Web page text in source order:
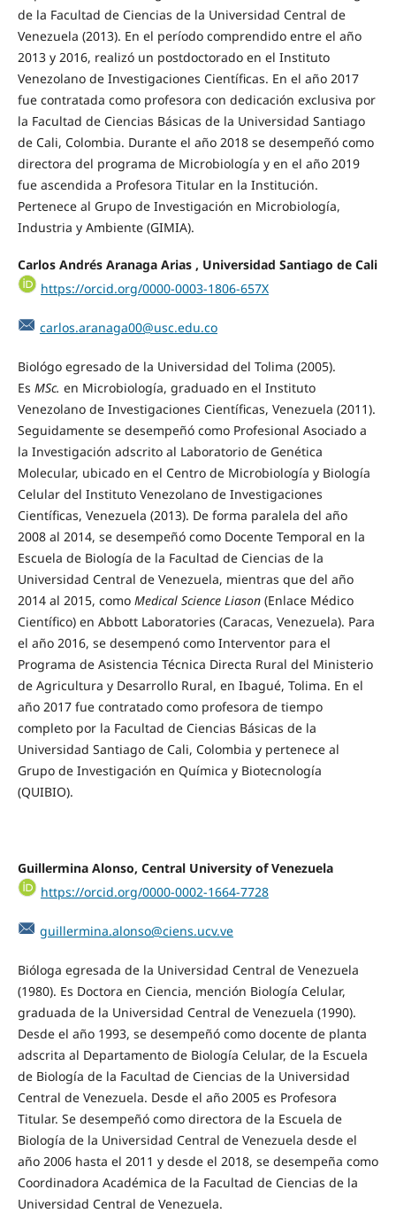
de la Facultad de Ciencias de la Universidad Central de
Venezuela (2013). En el período comprendido entre el año
2013 y 2016, realizó un postdoctorado en el Instituto
Venezolano de Investigaciones Científicas. En el año 2017
fue contratada como profesora con dedicación exclusiva por
la Facultad de Ciencias Básicas de la Universidad Santiago
de Cali, Colombia. Durante el año 2018 se desempeñó como
directora del programa de Microbiología y en el año 2019
fue ascendida a Profesora Titular en la Institución.
Pertenece al Grupo de Investigación en Microbiología,
Industria y Ambiente (GIMIA).
Carlos Andrés Aranaga Arias , Universidad Santiago de Cali
https://orcid.org/0000-0003-1806-657X
carlos.aranaga00@usc.edu.co
Biológo egresado de la Universidad del Tolima (2005).
Es MSc. en Microbiología, graduado en el Instituto
Venezolano de Investigaciones Científicas, Venezuela (2011).
Seguidamente se desempeñó como Profesional Asociado a
la Investigación adscrito al Laboratorio de Genética
Molecular, ubicado en el Centro de Microbiología y Biología
Celular del Instituto Venezolano de Investigaciones
Científicas, Venezuela (2013). De forma paralela del año
2008 al 2014, se desempeñó como Docente Temporal en la
Escuela de Biología de la Facultad de Ciencias de la
Universidad Central de Venezuela, mientras que del año
2014 al 2015, como Medical Science Liason (Enlace Médico
Científico) en Abbott Laboratories (Caracas, Venezuela). Para
el año 2016, se desempenó como Interventor para el
Programa de Asistencia Técnica Directa Rural del Ministerio
de Agricultura y Desarrollo Rural, en Ibagué, Tolima. En el
año 2017 fue contratado como profesora de tiempo
completo por la Facultad de Ciencias Básicas de la
Universidad Santiago de Cali, Colombia y pertenece al
Grupo de Investigación en Química y Biotecnología
(QUIBIO).
Guillermina Alonso, Central University of Venezuela
https://orcid.org/0000-0002-1664-7728
guillermina.alonso@ciens.ucv.ve
Bióloga egresada de la Universidad Central de Venezuela
(1980). Es Doctora en Ciencia, mención Biología Celular,
graduada de la Universidad Central de Venezuela (1990).
Desde el año 1993, se desempeñó como docente de planta
adscrita al Departamento de Biología Celular, de la Escuela
de Biología de la Facultad de Ciencias de la Universidad
Central de Venezuela. Desde el año 2005 es Profesora
Titular. Se desempeñó como directora de la Escuela de
Biología de la Universidad Central de Venezuela desde el
año 2006 hasta el 2011 y desde el 2018, se desempeña como
Coordinadora Académica de la Facultad de Ciencias de la
Universidad Central de Venezuela.